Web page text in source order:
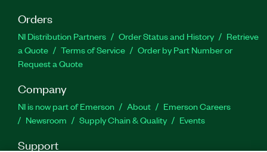
Orders
NI Distribution Partners Order Status and History
Retrieve
a Quote
Terms of Service
Order by Part Number or
Request a Quote
Company
NI is now part of Emerson About
Emerson Careers
Newsroom
Supply Chain & Quality Events
Support